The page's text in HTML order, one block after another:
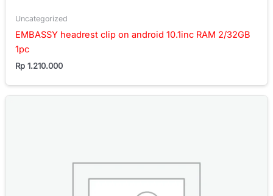
Uncategorized
EMBASSY headrest clip on android 10.1inc RAM 2/32GB
1pc
Rp 1.210.000